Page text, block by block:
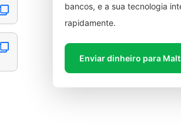
bancos, e a sua tecnologia
rapidamente.
Enviar dinheiro para